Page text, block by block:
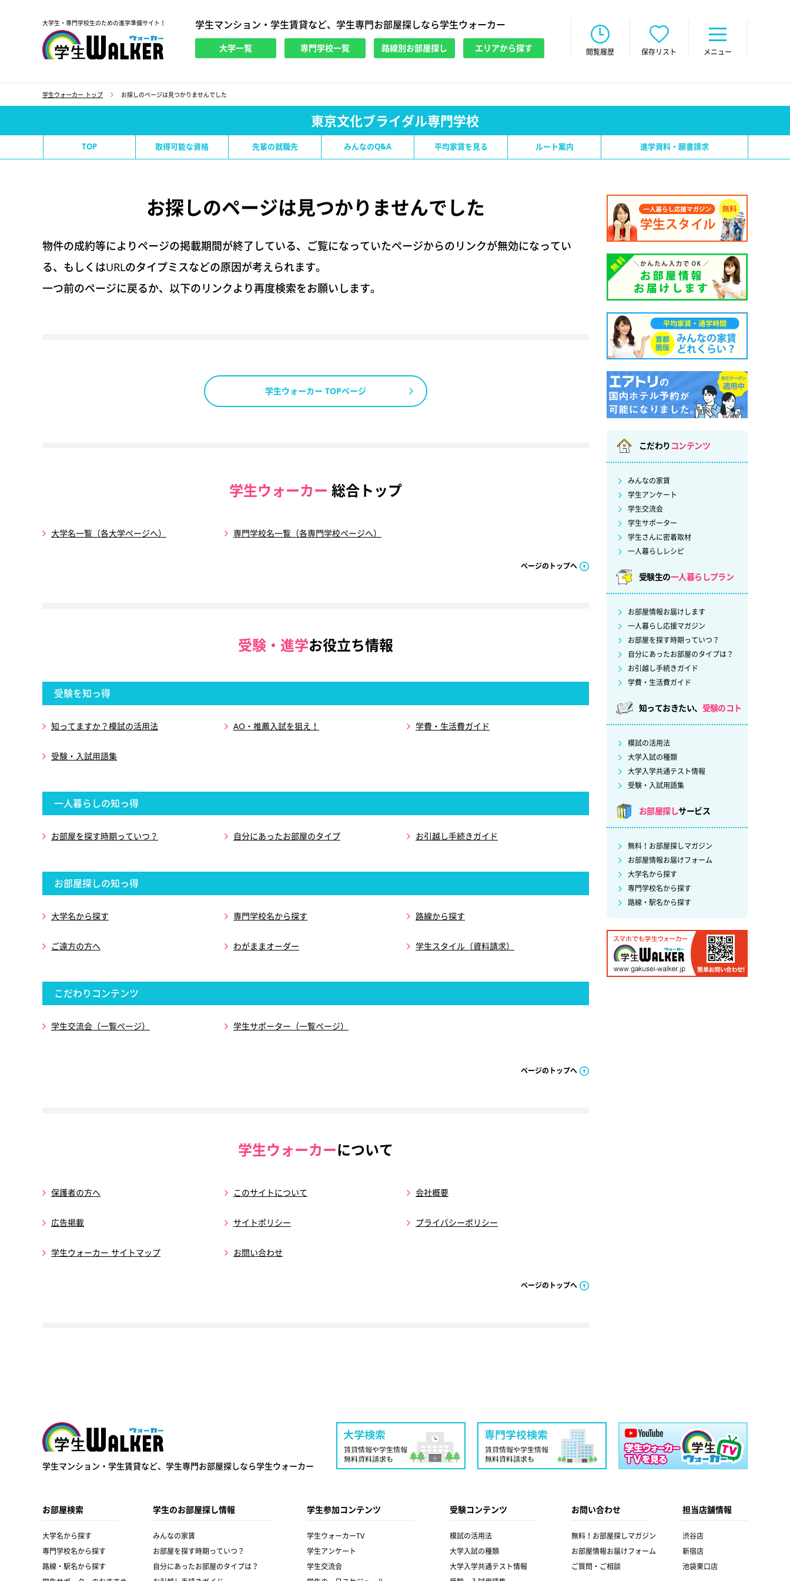
大学生・専門学校生のための進学準備サイト！ 学生マンション・学生賃貸など、学生専門お部屋探しなら学生ウォーカー
大学一覧 専門学校一覧 路線別お部屋探し エリアから探す 閲覧履歴 保存リスト メニュー
学生ウォーカー トップ お探しのページは見つかりませんでした
東京文化ブライダル専門学校
TOP 取得可能な資格 先輩の就職先 みんなのQ&A 平均家賃を見る ルート案内 進学資料・願書請求
お探しのページは見つかりませんでした
物件の成約等によりページの掲載期間が終了している、ご覧になっていたページからのリンクが無効になってい
る、もしくはURLのタイプミスなどの原因が考えられます。
一つ前のページに戻るか、以下のリンクより再度検索をお願いします。
学生ウォーカー TOPページ
学生ウォーカー 総合トップ
大学名一覧（各大学ページへ） 専門学校名一覧（各専門学校ページへ）
ページのトップへ
受験・進学お役立ち情報
受験を知っ得
知ってますか？模試の活用法 AO・推薦入試を狙え！ 学費・生活費ガイド
受験・入試用語集
一人暮らしの知っ得
お部屋を探す時期っていつ？ 自分にあったお部屋のタイプ お引越し手続きガイド
お部屋探しの知っ得
大学名から探す 専門学校名から探す 路線から探す
ご遠方の方へ わがままオーダー 学生スタイル（資料請求）
こだわりコンテンツ
学生交流会（一覧ページ） 学生サポーター（一覧ページ）
ページのトップへ
学生ウォーカーについて
保護者の方へ このサイトについて 会社概要
広告掲載 サイトポリシー プライバシーポリシー
学生ウォーカー サイトマップ お問い合わせ
ページのトップへ
こだわり コンテンツ
みんなの家賃
学生アンケート
学生交流会
学生サポーター
学生さんに密着取材
一人暮らしレシピ
受験生の一人暮らしプラン
お部屋情報お届けします
一人暮らし応援マガジン
お部屋を探す時期っていつ？
自分にあったお部屋のタイプは？
お引越し手続きガイド
学費・生活費ガイド
知っておきたい、 受験のコト
模試の活用法
大学入試の種類
大学入学共通テスト情報
受験・入試用語集
お部屋探しサービス
無料！お部屋探しマガジン
お部屋情報お届けフォーム
大学名から探す
専門学校名から探す
路線・駅名から探す
学生ウォーカー
学生マンション・学生賃貸など、 学生専門お部屋探しなら学生ウォーカー
お部屋検索
大学名から探す
専門学校名から探す
路線・駅名から探す
学生のお部屋探し情報
みんなの家賃
お部屋を探す時期っていつ？
自分にあったお部屋のタイプは？
学生参加コンテンツ
学生ウォーカーTV
学生アンケート
学生交流会
受験コンテンツ
模試の活用法
大学入試の種類
大学入学共通テスト情報
お問い合わせ
無料！お部屋探しマガジン
お部屋情報お届けフォーム
ご質問・ご相談
担当店舗情報
渋谷店
新宿店
池袋東口店